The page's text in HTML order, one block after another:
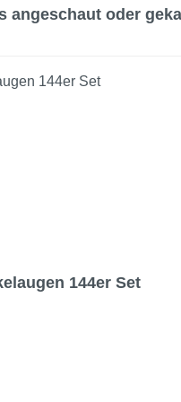
angeschaut oder
144er Set